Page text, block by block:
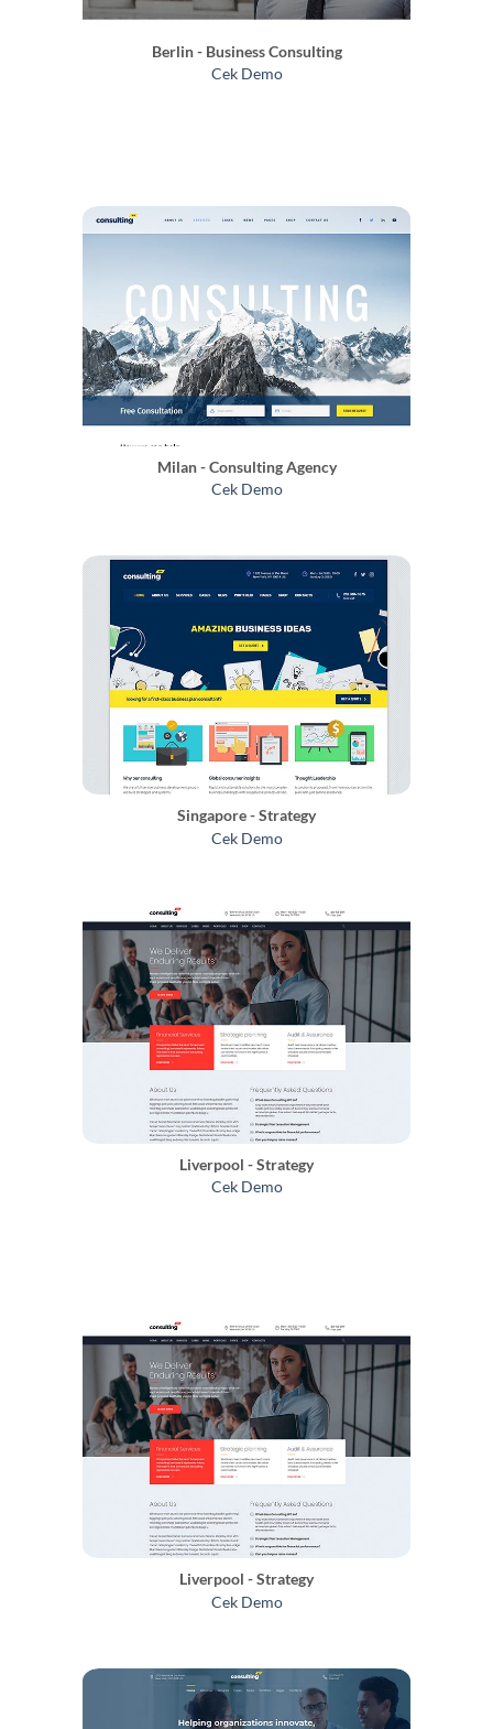
Berlin - Business Consulting
Cek Demo
Milan - Consulting Agency
Cek Demo
Singapore - Strategy
Cek Demo
Liverpool - Strategy
Cek Demo
Liverpool - Strategy
Cek Demo